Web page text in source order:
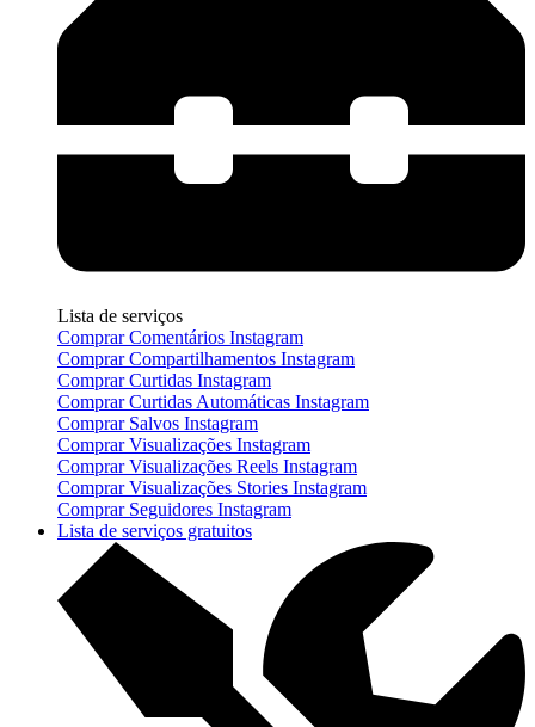
Lista de serviços
Comprar Comentários Instagram
Comprar Compartilhamentos Instagram
Comprar Curtidas Instagram
Comprar Curtidas Automáticas Instagram
Comprar Salvos Instagram
Comprar Visualizações Instagram
Comprar Visualizações Reels Instagram
Comprar Visualizações Stories Instagram
Comprar Seguidores Instagram
Lista de serviços gratuitos